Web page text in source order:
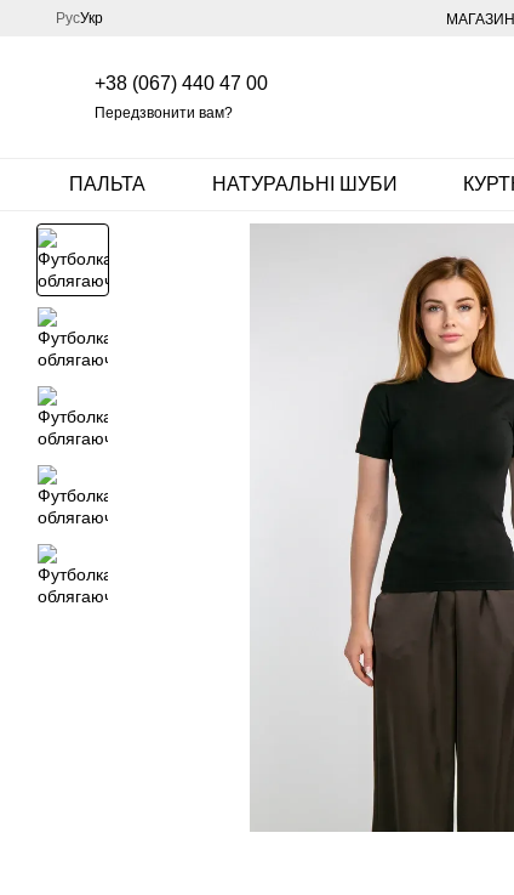
Перейти до основного контенту
РусУкр
+38 (067) 440 47 00
Передзвонити вам?
ПАЛЬТА НАТУРАЛЬНІ ШУБИ